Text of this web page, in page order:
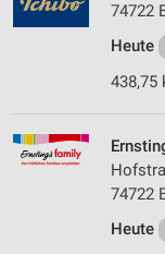
74722
Heute
438,75
74722
Heute